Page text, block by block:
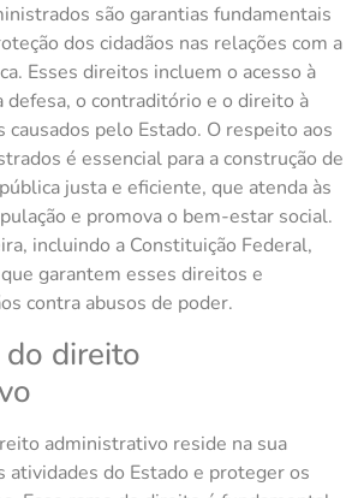
são garantias fundamentais
dos cidadãos nas relações com a
Esses direitos incluem o acesso à
defesa, o contraditório e o direito à
causados pelo Estado. O respeito aos
é essencial para a construção de
justa e eficiente, que atenda às
e promova o bem-estar social.
incluindo a Constituição Federal,
garantem esses direitos e
contra abusos de poder.
direito
administrativo reside na sua
atividades do Estado e proteger os